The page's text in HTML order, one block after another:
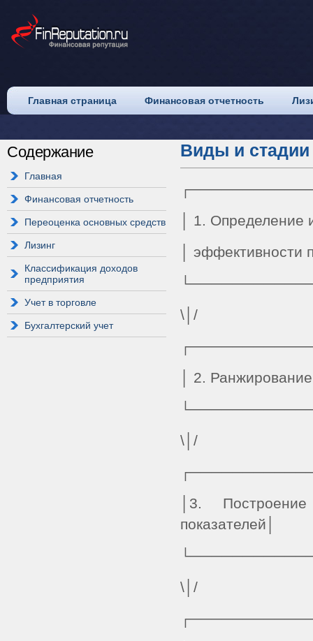
Главная страница Финансовая отчетность
Содержание
Главная
Финансовая отчетность
Переоценка основных средств
Лизинг
Классификация доходов
предприятия
Учет в торговле
Бухгалтерский учет
Виды и стадии
│ 1. Определение
│ эффективности
\│/
│ 2.
\│/
│3.
показателей│
\│/